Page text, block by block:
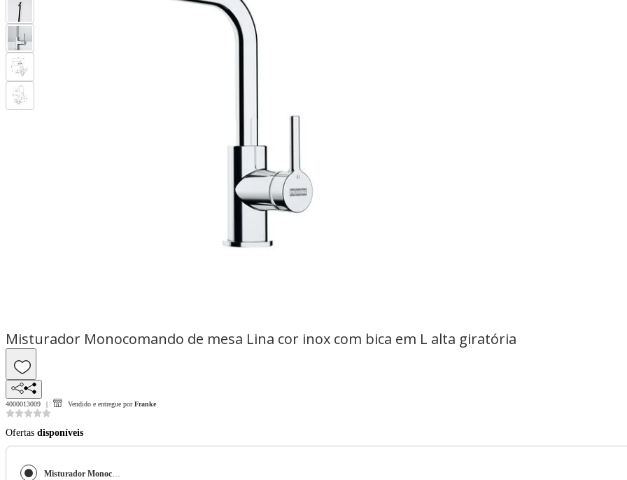
Misturador Monocomando de mesa Lina cor inox com bica em L alta giratória
4000013009 Vendido e entregue por Franke
Ofertas disponíveis
Misturador Monocomando de mesa Lina cor inox com bica em L alta giratória